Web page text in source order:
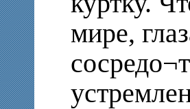
мире,